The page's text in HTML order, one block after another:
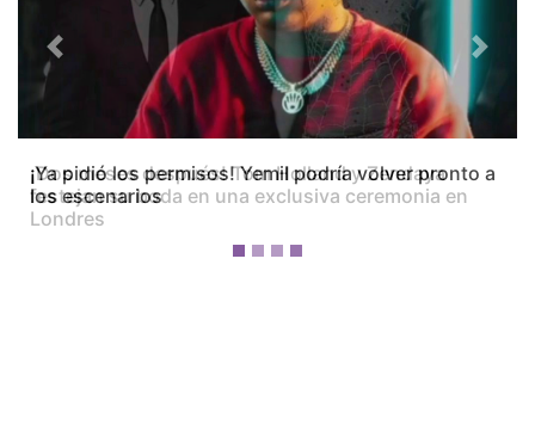
¡Dos meses después! Tom Holland y Zendaya
festejan su boda en una exclusiva ceremonia en
Londres
Previous Next